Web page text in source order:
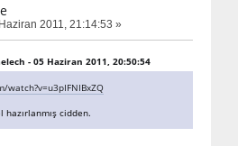
2011, 21:14:53 »
- 05 Haziran 2011, 20:50:54
hazırlanmış cidden.